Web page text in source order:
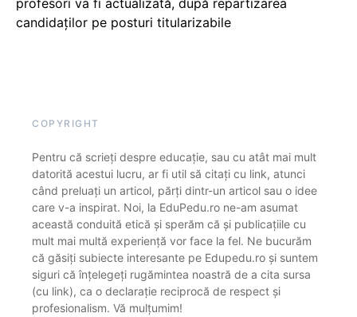
profesori va fi actualizată, după repartizarea
candidaților pe posturi titularizabile
COPYRIGHT
Pentru că scrieți despre educație, sau cu atât mai mult
datorită acestui lucru, ar fi util să citați cu link, atunci
când preluați un articol, părți dintr-un articol sau o idee
care v-a inspirat. Noi, la EduPedu.ro ne-am asumat
această conduită etică și sperăm că și publicațiile cu
mult mai multă experiență vor face la fel. Ne bucurăm
că găsiți subiecte interesante pe Edupedu.ro și suntem
siguri că înțelegeți rugămintea noastră de a cita sursa
(cu link), ca o declarație reciprocă de respect și
profesionalism. Vă mulțumim!